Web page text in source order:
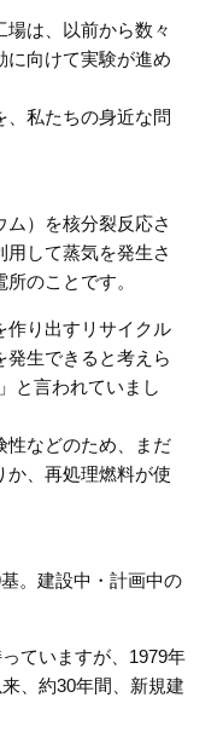
は、以前から数々
に向けて実験が進め
私たちの身近な問
）を核分裂反応さ
して蒸気を発生さ
のことです。
作り出すリサイクル
発生できると考えら
と言われていまし
性などのため、まだ
か、再処理燃料が使
。建設中・計画中の
ていますが、1979年
、約30年間、新規建